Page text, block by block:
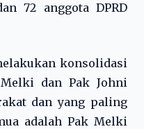
72 anggota DPRD
konsolidasi
dan Pak Johni
dan yang paling
adalah Pak Melki